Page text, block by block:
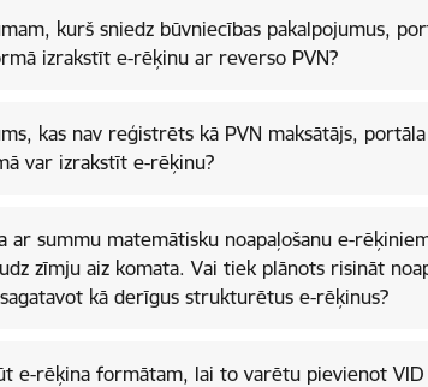
kurš sniedz būvniecības pakalpojumus,
izrakstīt e-rēķinu ar reverso PVN?
kas nav reģistrēts kā PVN maksātājs,
var izrakstīt e-rēķinu?
ar summu matemātisku noapaļošanu e-
zīmju aiz komata. Vai tiek plānots risināt
kā derīgus strukturētus e-rēķinus?
e-rēķina formātam, lai to varētu pievienot VID